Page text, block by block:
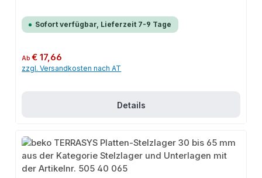
Sofort verfügbar, Lieferzeit 7-9 Tage
Regulärer Preis:
Ab€ 17,66
zzgl. Versandkosten nach AT
Details